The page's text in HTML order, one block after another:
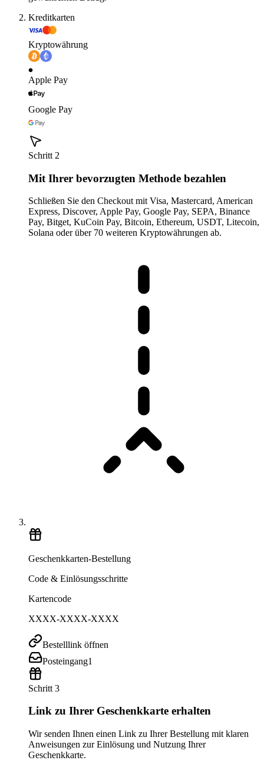
Kreditkarten
Kryptowährung
Apple Pay
Google Pay
Schritt 2
Mit Ihrer bevorzugten Methode bezahlen
Schließen Sie den Checkout mit Visa, Mastercard, American
Express, Discover, Apple Pay, Google Pay, SEPA, Binance
Pay, Bitget, KuCoin Pay, Bitcoin, Ethereum, USDT, Litecoin,
Solana oder über 70 weiteren Kryptowährungen ab.
Geschenkkarten-Bestellung
Code & Einlösungsschritte
Kartencode
XXXX-XXXX-XXXX
Bestelllink öffnen
Posteingang1
Schritt 3
Link zu Ihrer Geschenkkarte erhalten
Wir senden Ihnen einen Link zu Ihrer Bestellung mit klaren
Anweisungen zur Einlösung und Nutzung Ihrer
Geschenkkarte.